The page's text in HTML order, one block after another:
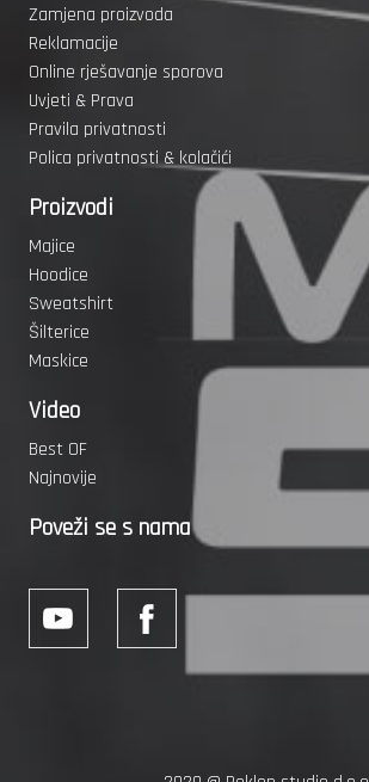
Zamjena proizvoda
Reklamacije
Online rješavanje sporova
Uvjeti & Prava
Pravila privatnosti
Polica privatnosti & kolačići
Proizvodi
Majice
Hoodice
Sweatshirt
Šilterice
Maskice
Video
Best OF
Najnovije
Poveži se s nama